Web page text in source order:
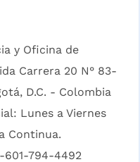
y Oficina de
Carrera 20 N° 83-
D.C. - Colombia
Lunes a Viernes
Continua.
601-794-4492